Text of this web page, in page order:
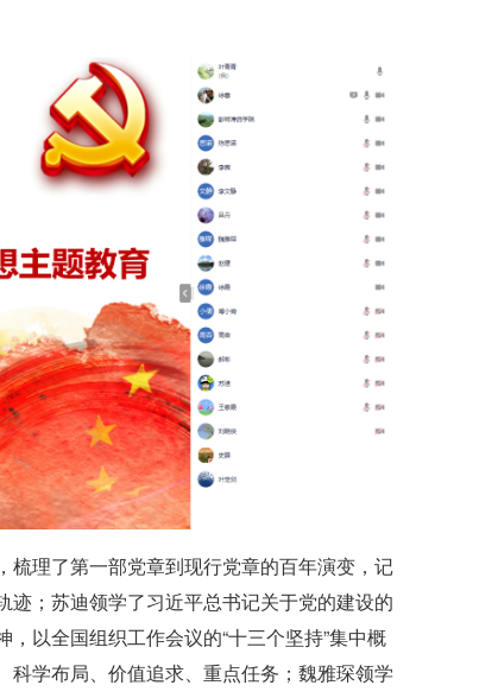
理了第一部党章到现行党章的百年演变，记
；苏迪领学了习近平总书记关于党的建设的
以全国组织工作会议的“十三个坚持”集中概
学布局、价值追求、重点任务；魏雅琛领学